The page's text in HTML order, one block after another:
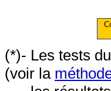
(*)- Les tests
(voir la